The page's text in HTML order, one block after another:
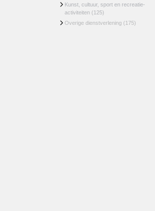
Kunst, cultuur, sport en recreatie-
activiteiten (125)
Overige dienstverlening (175)